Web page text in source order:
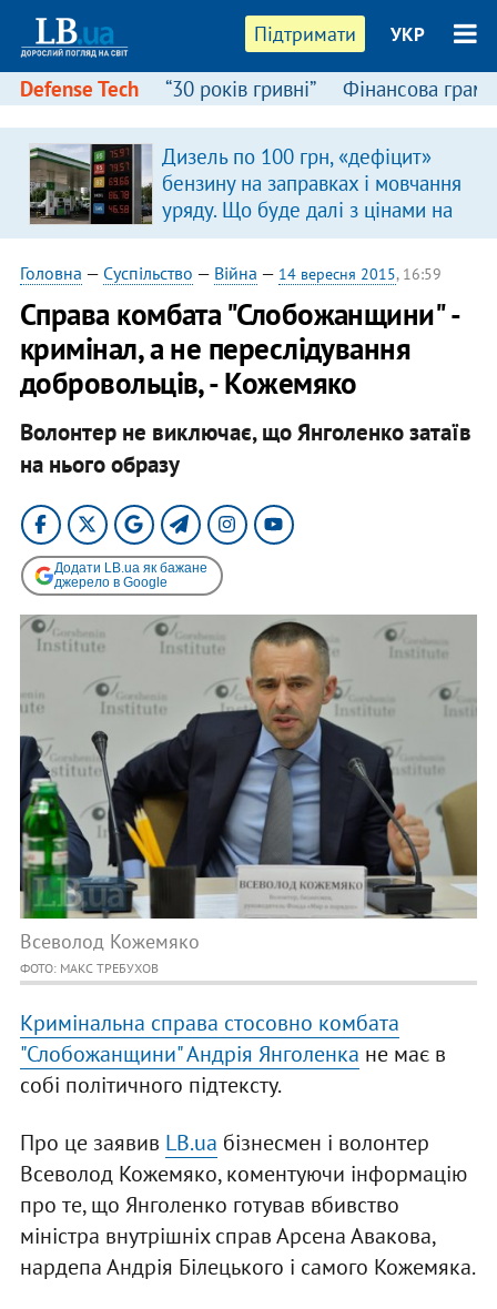
Підтримати УКР
Defense Tech “30 років гривні” Фінансова
Дизель по 100 грн, «дефіцит»
бензину на заправках і мовчання
уряду. Що буде далі з цінами на
пальне?
Головна — Суспільство — Війна — 14 вересня 2015, 16:59
Справа комбата "Слобожанщини" -
кримінал, а не переслідування
добровольців, - Кожемяко
Волонтер не виключає, що Янголенко затаїв
на нього образу
Додати LB.ua як бажане
джерело в Google
Всеволод Кожемяко
ФОТО: МАКС ТРЕБУХОВ
Кримінальна справа стосовно комбата
"Слобожанщини" Андрія Янголенка не має в
собі політичного підтексту.
Про це заявив LB.ua бізнесмен і волонтер
Всеволод Кожемяко, коментуючи інформацію
про те, що Янголенко готував вбивство
міністра внутрішніх справ Арсена Авакова,
нардепа Андрія Білецького і самого Кожемяка.